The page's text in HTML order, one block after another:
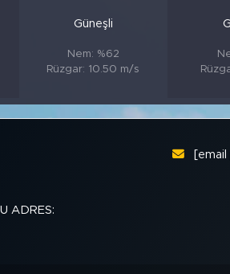
Güneşli
Nem: %62
Rüzgar: 10.50 m/s
ADRES: